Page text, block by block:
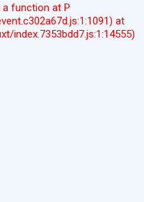
a function at P
at
index.7353bdd7.js:1:14555)